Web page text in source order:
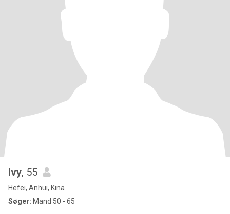
Ivy, 55
Hefei, Anhui, Kina
Søger: Mand 50 - 65